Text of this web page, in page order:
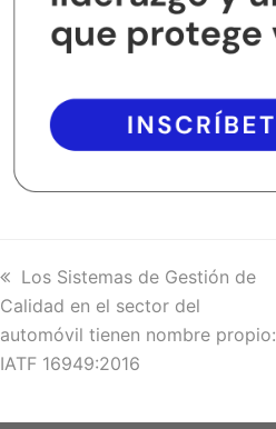
previous
post:
Los Sistemas de Gestión de
Calidad en el sector del
automóvil tienen nombre propio:
IATF 16949:2016